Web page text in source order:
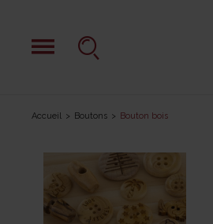
Accueil Boutons Bouton bois